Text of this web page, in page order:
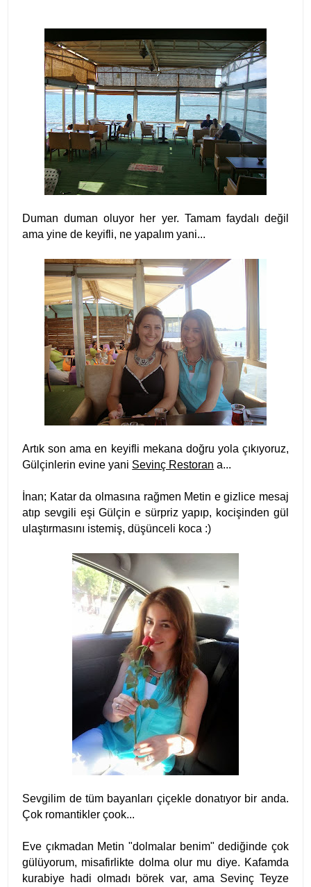
Duman duman oluyor her yer. Tamam faydalı değil
ama yine de keyifli, ne yapalım yani...
Artık son ama en keyifli mekana doğru yola çıkıyoruz,
Gülçinlerin evine yani Sevinç Restoran a...
İnan; Katar da olmasına rağmen Metin e gizlice mesaj
atıp sevgili eşi Gülçin e sürpriz yapıp, kocişinden gül
ulaştırmasını istemiş, düşünceli koca :)
Sevgilim de tüm bayanları çiçekle donatıyor bir anda.
Çok romantikler çook...
Eve çıkmadan Metin "dolmalar benim" dediğinde çok
gülüyorum, misafirlikte dolma olur mu diye. Kafamda
kurabiye hadi olmadı börek var, ama Sevinç Teyze